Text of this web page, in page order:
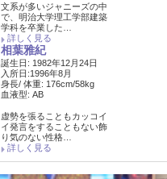
文系が多いジャニーズの中
で、明治大学理工学部建築
学科を卒業した…
詳しく見る
相葉雅紀
誕生日: 1982年12月24日
入所日:1996年8月
身長/ 体重: 176cm/58kg
血液型: AB
虚勢を張ることもカッコイ
イ発言をすることもない飾
り気のない性格…
詳しく見る